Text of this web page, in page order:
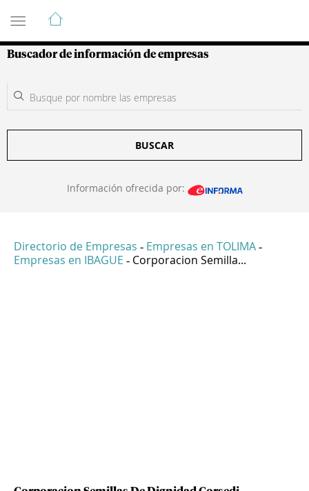
Guía de Empresas Colombianas
Buscador de información de empresas
BUSCAR
Información ofrecida por:
Directorio de Empresas - Empresas en TOLIMA -
Empresas en IBAGUE - Corporacion Semilla...